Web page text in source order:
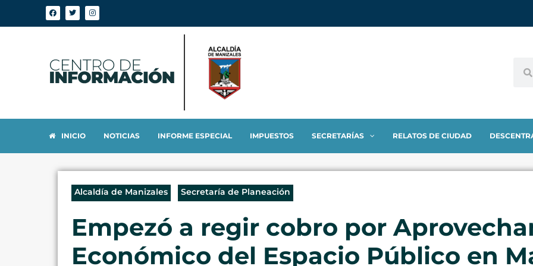
INICIO NOTICIAS INFORME ESPECIAL IMPUESTOS SECRETARÍAS RELATOS DE CIUDAD
Alcaldía de Manizales Secretaría de Planeación
Empezó a regir cobro por
Económico del Espacio Público en